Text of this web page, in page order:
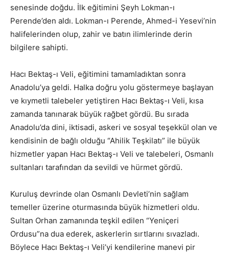
senesinde doğdu. İlk eğitimini Şeyh Lokman-ı
Perende’den aldı. Lokman-ı Perende, Ahmed-i Yesevi’nin
halifelerinden olup, zahir ve batın ilimlerinde derin
bilgilere sahipti.
Hacı Bektaş-ı Veli, eğitimini tamamladıktan sonra
Anadolu’ya geldi. Halka doğru yolu göstermeye başlayan
ve kıymetli talebeler yetiştiren Hacı Bektaş-ı Veli, kısa
zamanda tanınarak büyük rağbet gördü. Bu sırada
Anadolu’da dini, iktisadi, askeri ve sosyal teşekkül olan ve
kendisinin de bağlı olduğu “Ahilik Teşkilatı” ile büyük
hizmetler yapan Hacı Bektaş-ı Veli ve talebeleri, Osmanlı
sultanları tarafından da sevildi ve hürmet gördü.
Kuruluş devrinde olan Osmanlı Devleti’nin sağlam
temeller üzerine oturmasında büyük hizmetleri oldu.
Sultan Orhan zamanında teşkil edilen “Yeniçeri
Ordusu”na dua ederek, askerlerin sırtlarını sıvazladı.
Böylece Hacı Bektaş-ı Veli’yi kendilerine manevi pir